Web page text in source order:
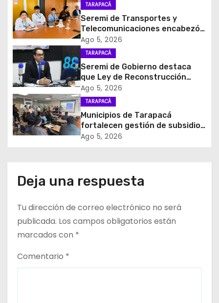
c
i
ó
n
d
e
e
t
a
d
a
TARAPACÁ
Seremi de Transportes y
Telecomunicaciones encabezó
primera mesa de coordinación
para el retiro de cables en
desuso en Iquique
Ago 5, 2026
TARAPACÁ
Seremi de Gobierno destaca
que Ley de Reconstrucción
Nacional impulsará la inversión
y el empleo en Tarapacá
Ago 5, 2026
TARAPACÁ
Municipios de Tarapacá
fortalecen gestión de subsidios
de agua potable en jornada
Ago 5, 2026
Deja una respuesta
Tu dirección de correo electrónico no será
publicada. Los campos obligatorios están
marcados con *
Comentario *